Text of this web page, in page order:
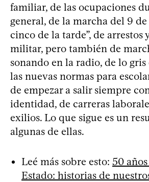
familiar, de las ocupaciones
general, de la marcha del 9 de
cinco de la tarde”, de arrestos
militar, pero también de
sonando en la radio, de lo gris
las nuevas normas para
de empezar a salir siempre
identidad, de carreras
exilios. Lo que sigue es un
algunas de ellas.
Leé más sobre esto: 50
Estado: historias de